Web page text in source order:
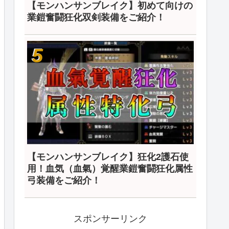
【モンハンサンブレイク】初めて向けの
業鎧奮闘狂化双剣装備をご紹介！
【モンハンサンブレイク】狂化2護石使
用！血気（血氣）覚醒業鎧奮闘狂化属性
弓装備をご紹介！
スポンサーリンク